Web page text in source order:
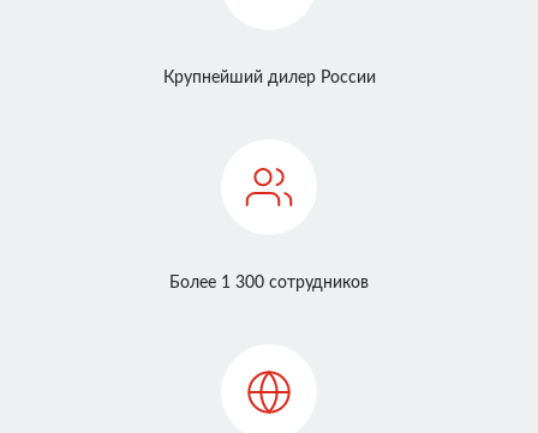
Крупнейший дилер России
Более 1 300 сотрудников